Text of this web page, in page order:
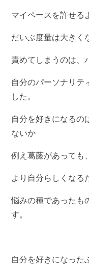
マイペースを許せる
だいぶ度量は大きく
責めてしまうのは、
自分のパーソナリテ
した。
自分を好きになるの
ないか
例え葛藤があっても
より自分らしくなる
悩みの種であったも
す。
自分を好きになった